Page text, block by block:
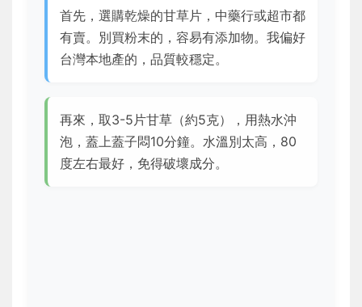
首先，選購乾燥的甘草片，中藥行或超市都
有賣。別買粉末的，容易有添加物。我偏好
台灣本地產的，品質較穩定。
再來，取3-5片甘草（約5克），用熱水沖
泡，蓋上蓋子悶10分鐘。水溫別太高，80
度左右最好，免得破壞成分。